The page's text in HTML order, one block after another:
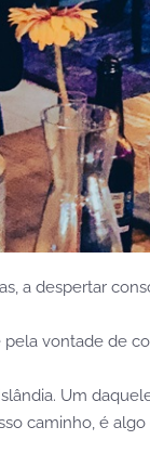
a despertar
vontade de
Um
caminho, é